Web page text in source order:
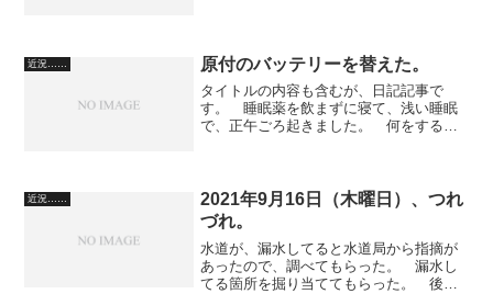
近況…… 原付のバッテリーを替えた。
タイトルの内容も含むが、日記記事で
す。 睡眠薬を飲まずに寝て、浅い睡眠
で、正午ごろ起きました。 何をするわ
んですが、基本的に、悩んで...
近況……
2021年9月16日（木曜日）、つれ
づれ。
水道が、漏水してると水道局から指摘が
あったので、調べてもらった。 漏水し
てる箇所を掘り当ててもらった。 後